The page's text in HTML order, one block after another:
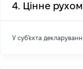
4. Цінне
У суб'єкта